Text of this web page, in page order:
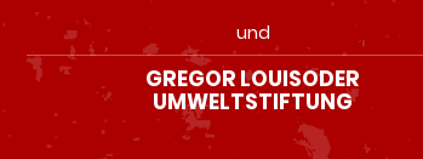
und
GREGOR LOUISODER
UMWELTSTIFTUNG